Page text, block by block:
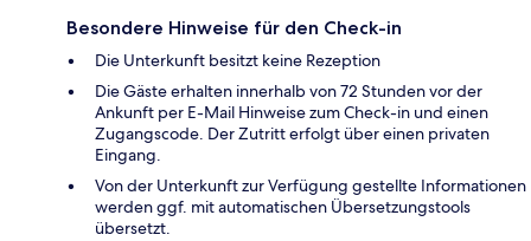
Besondere Hinweise für den Check-in
Die Unterkunft besitzt keine Rezeption
Die Gäste erhalten innerhalb von 72 Stunden vor der
Ankunft per E-Mail Hinweise zum Check-in und einen
Zugangscode. Der Zutritt erfolgt über einen privaten
Eingang.
Von der Unterkunft zur Verfügung gestellte Informationen
werden ggf. mit automatischen Übersetzungstools
übersetzt.